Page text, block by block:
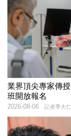
業界頂尖專家傳
班開放報名
記者季大
2026-08-06